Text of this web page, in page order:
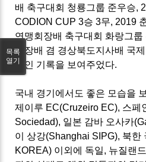
배 축구대회 청룡그룹 준우승,
CODION CUP 3승3무, 2019
연맹회장배 축구대회 화랑그룹
회장배 겸 경상북도지사배 국
적인 기록을 보여주었다.
국내 경기에서도 좋은 모습을
제이루 EC(Cruzeiro EC), 스페
Sociedad), 일본 감바 오사카
이 상강(Shanghai SIPG), 북한
KOREA) 이외에 독일, 뉴질랜드
목록
열기